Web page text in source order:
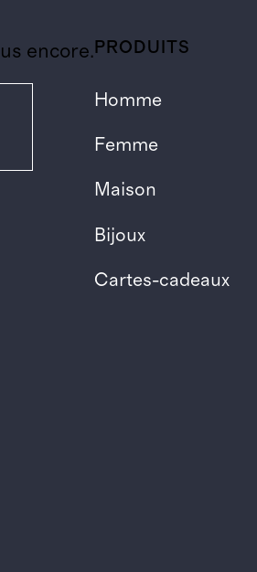
encore. PRODUITS
Homme
Femme
Maison
Bijoux
Cartes-cadeaux